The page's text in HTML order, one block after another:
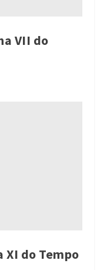
VII do
XI do Tempo